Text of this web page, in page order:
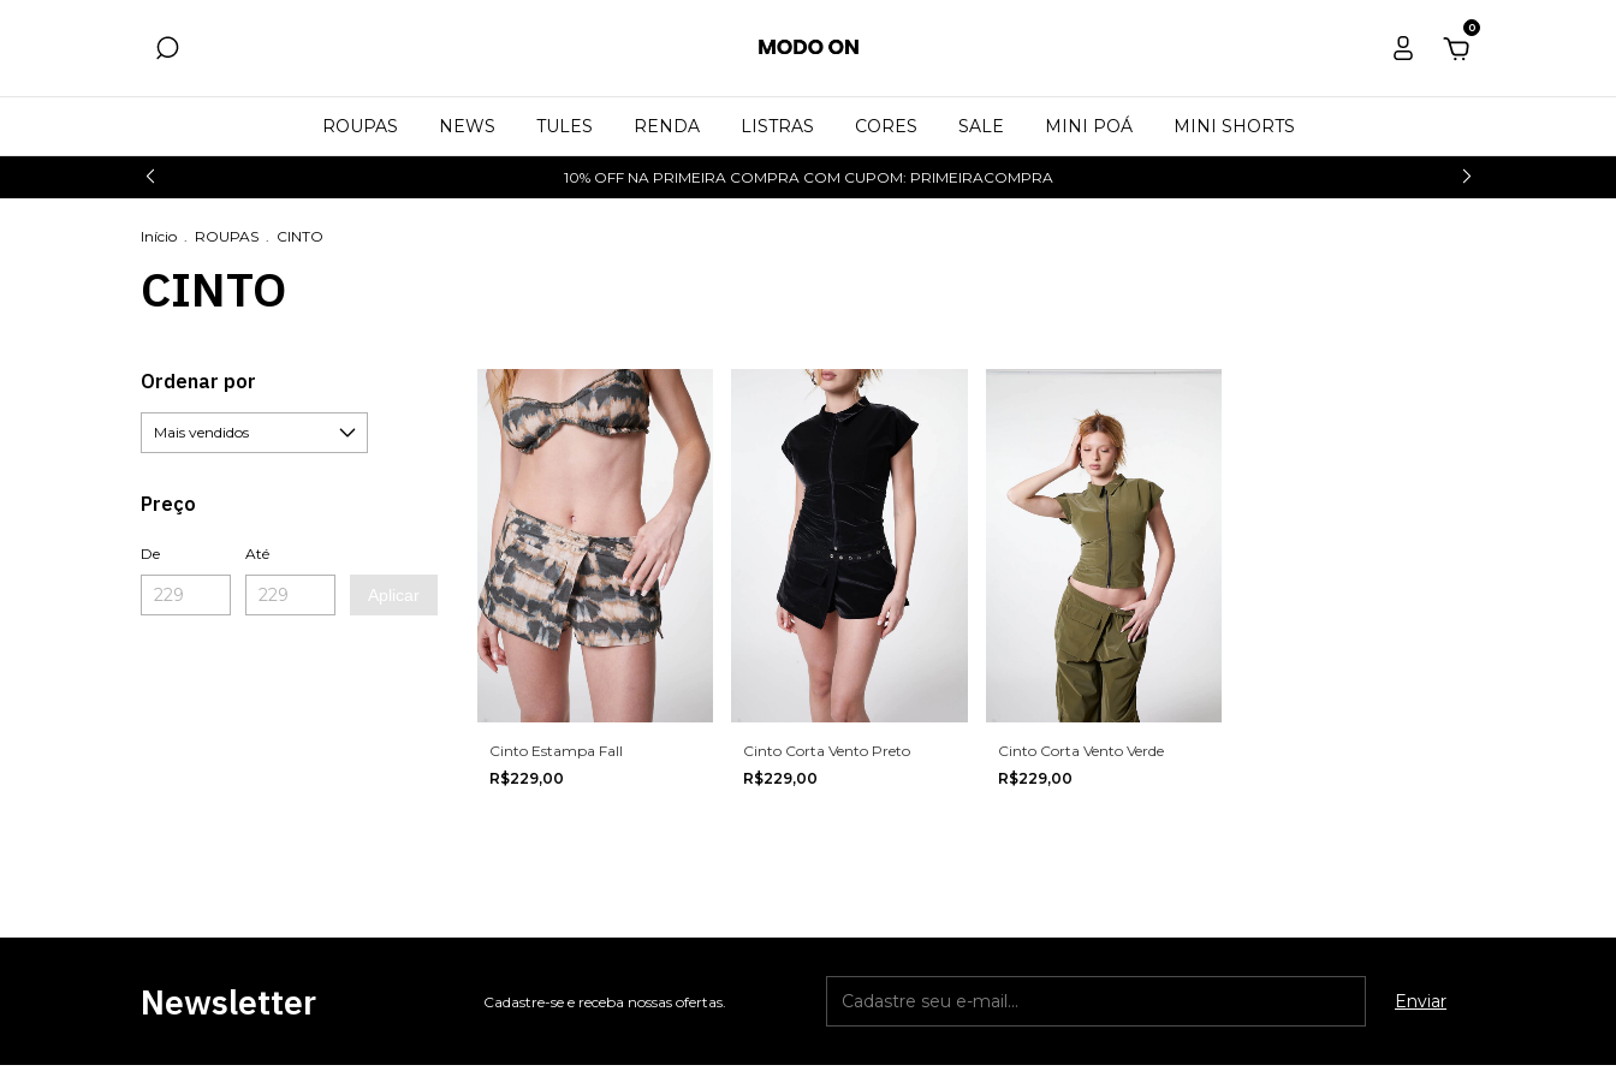
0
ROUPAS NEWS TULES RENDA LISTRAS CORES SALE MINI POÁ MINI SHORTS
10% OFF NA PRIMEIRA COMPRA COM CUPOM: PRIMEIRACOMPRA
Início . ROUPAS . CINTO
CINTO
Ordenar por
Preço
De Até
Aplicar
Cinto Estampa Fall
R$229,00
Cinto Corta Vento Preto
R$229,00
Cinto Corta Vento Verde
R$229,00
Newsletter Cadastre-se e receba nossas ofertas.